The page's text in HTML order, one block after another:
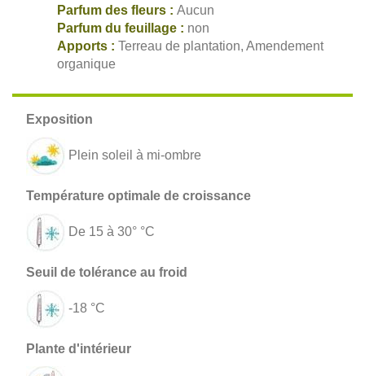
Parfum des fleurs : Aucun
Parfum du feuillage : non
Apports : Terreau de plantation, Amendement
organique
Plein soleil à mi-ombre
De 15 à 30° °C
-18 °C